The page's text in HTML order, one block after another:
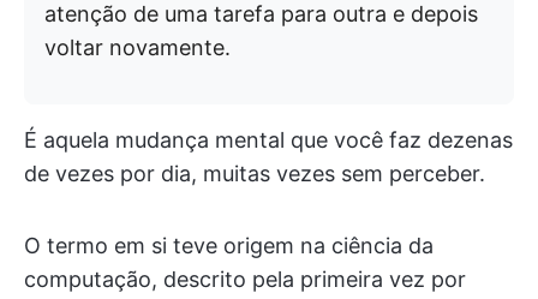
atenção de uma tarefa para outra e depois
voltar novamente.
É aquela mudança mental que você faz dezenas
de vezes por dia, muitas vezes sem perceber.
O termo em si teve origem na ciência da
computação, descrito pela primeira vez por